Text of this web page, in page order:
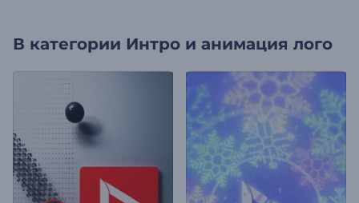
В категории Интро и анимация лого